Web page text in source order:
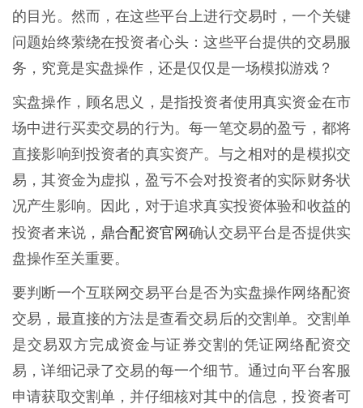
的目光。然而，在这些平台上进行交易时，一个关键
问题始终萦绕在投资者心头：这些平台提供的交易服
务，究竟是实盘操作，还是仅仅是一场模拟游戏？
实盘操作，顾名思义，是指投资者使用真实资金在市
场中进行买卖交易的行为。每一笔交易的盈亏，都将
直接影响到投资者的真实资产。与之相对的是模拟交
易，其资金为虚拟，盈亏不会对投资者的实际财务状
况产生影响。因此，对于追求真实投资体验和收益的
投资者来说， 鼎合配资官网确认交易平台是否提供实
盘操作至关重要。
要判断一个互联网交易平台是否为实盘操作网络配资
交易，最直接的方法是查看交易后的交割单。交割单
是交易双方完成资金与证券交割的凭证网络配资交
易，详细记录了交易的每一个细节。通过向平台客服
申请获取交割单，并仔细核对其中的信息，投资者可